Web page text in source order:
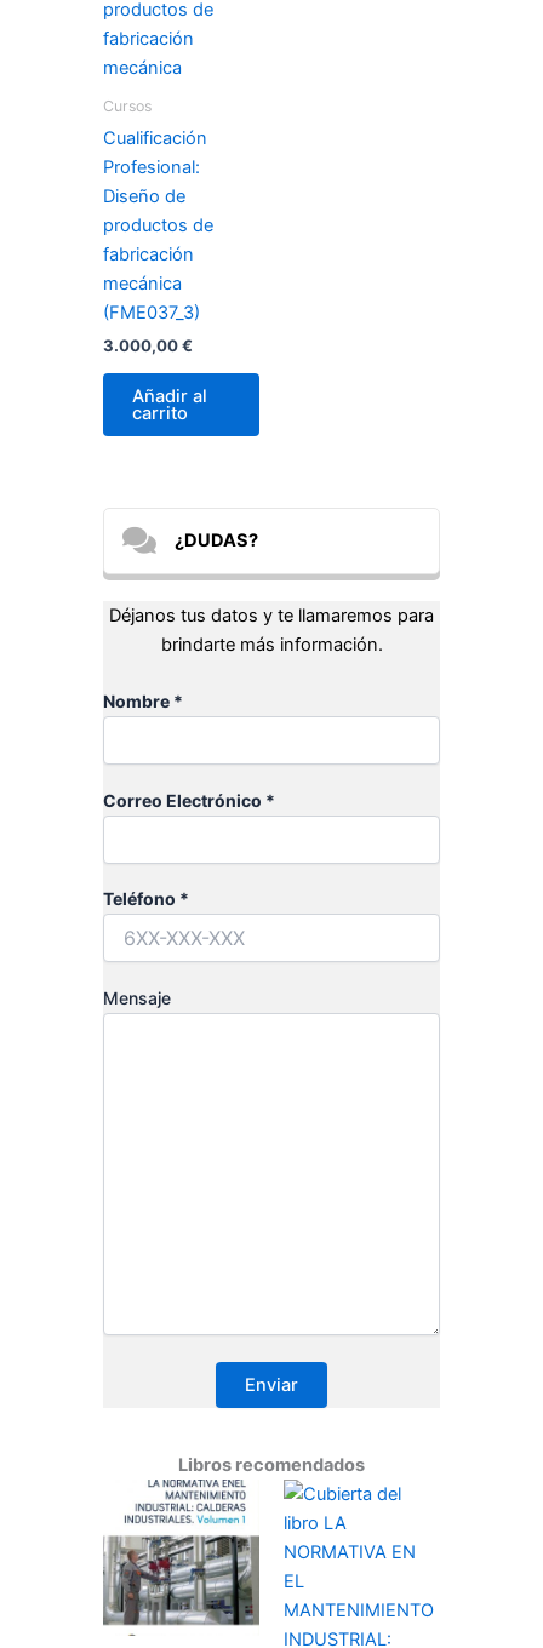
Cursos
Cualificación
Profesional:
Diseño de
productos de
fabricación
mecánica
(FME037_3)
3.000,00€
Añadir al
carrito
¿DUDAS?
Déjanos tus datos y te llamaremos para
brindarte más información.
Nombre *
Correo Electrónico *
Teléfono *
Mensaje
Libros recomendados